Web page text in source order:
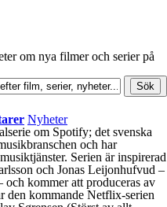
om nya filmer och serier på
Nyheter
om Spotify; det svenska
och har
Serien är inspirerad
och Jonas Leijonhufvud –
och kommer att produceras av
den kommande Netflix-serien